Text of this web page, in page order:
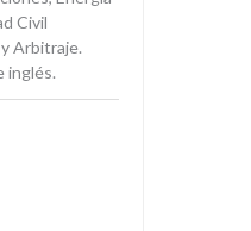
Civil
Arbitraje.
inglés.